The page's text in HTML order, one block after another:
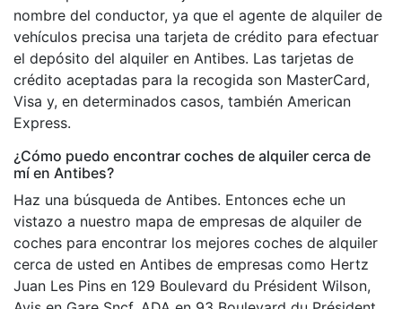
nombre del conductor, ya que el agente de alquiler de
vehículos precisa una tarjeta de crédito para efectuar
el depósito del alquiler en Antibes. Las tarjetas de
crédito aceptadas para la recogida son MasterCard,
Visa y, en determinados casos, también American
Express.
¿Cómo puedo encontrar coches de alquiler cerca de
mí en Antibes?
Haz una búsqueda de Antibes. Entonces eche un
vistazo a nuestro mapa de empresas de alquiler de
coches para encontrar los mejores coches de alquiler
cerca de usted en Antibes de empresas como Hertz
Juan Les Pins en 129 Boulevard du Président Wilson,